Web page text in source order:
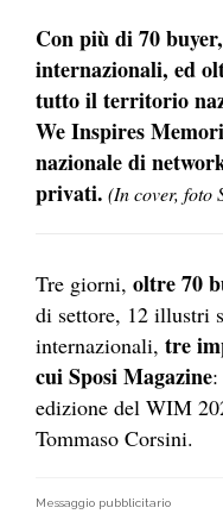
Con più di 70
internazionali, ed
tutto il territorio
We Inspires
nazionale di
privati. (In cover, foto
Tre giorni, oltre 70
di settore, 12 illustri
internazionali, tre
cui Sposi Magazine
edizione del WIM
Tommaso Corsini.
Messaggio pubblicitario